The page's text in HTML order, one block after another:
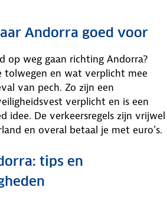
Andorra goed voor
op weg gaan richting Andorra?
tolwegen en wat verplicht mee
van pech. Zo zijn een
verplicht en is een
idee. De verkeersregels zijn vrijwel
en overal betaal je met euro’s.
tips en